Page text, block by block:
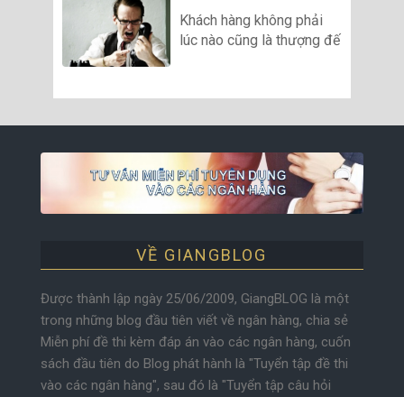
Khách hàng không phải
lúc nào cũng là thượng đế
VỀ GIANGBLOG
Được thành lập ngày 25/06/2009, GiangBLOG là một
trong những blog đầu tiên viết về ngân hàng, chia sẻ
Miễn phí đề thi kèm đáp án vào các ngân hàng, cuốn
sách đầu tiên do Blog phát hành là "Tuyển tập đề thi
vào các ngân hàng", sau đó là "Tuyển tập câu hỏi